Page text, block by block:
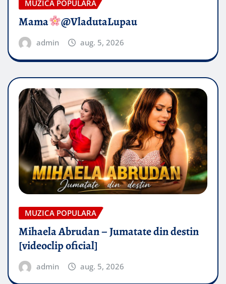
MUZICA POPULARA
Mama @VladutaLupau
admin aug. 5, 2026
MUZICA POPULARA
Mihaela Abrudan – Jumatate din destin
[videoclip oficial]
admin aug. 5, 2026